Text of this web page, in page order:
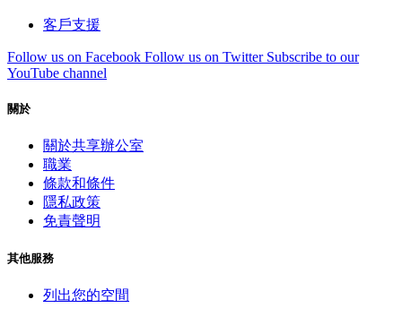
客戶支援
Follow us on Facebook Follow us on Twitter Subscribe to our
YouTube channel
關於
關於共享辦公室
職業
條款和條件
隱私政策
免責聲明
其他服務
列出您的空間